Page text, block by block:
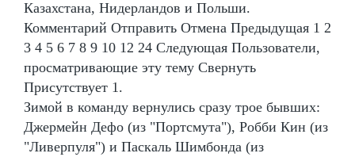
Казахстана, Нидерландов и Польши.
Комментарий Отправить Отмена Предыдущая 1 2
3 4 5 6 7 8 9 10 12 24 Следующая Пользователи,
просматривающие эту тему Свернуть
Присутствует 1.
Зимой в команду вернулись сразу трое бывших:
Джермейн Дефо (из "Портсмута"), Робби Кин (из
"Ливерпуля") и Паскаль Шимбонда (из